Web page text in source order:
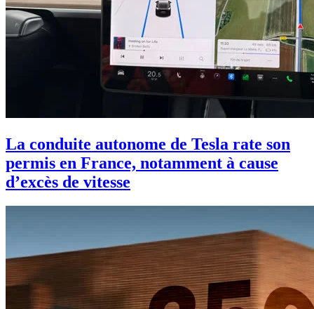
La conduite autonome de Tesla rate son
permis en France, notamment à cause
d’excès de vitesse